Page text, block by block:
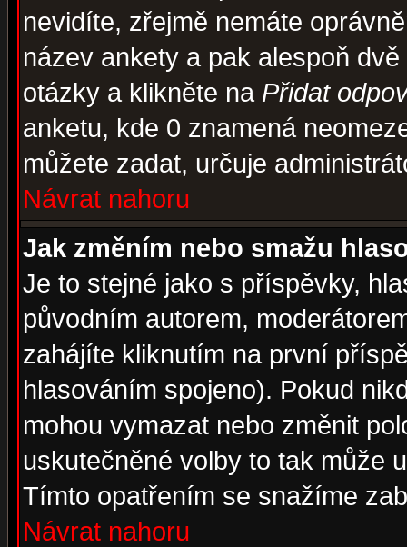
nevidíte, zřejmě nemáte
název ankety a pak alespoň
otázky a klikněte na Přidat
anketu, kde 0 znamená
můžete zadat, určuje
Návrat nahoru
Jak změním nebo smažu
Je to stejné jako s příspěvky,
původním autorem,
zahájíte kliknutím na první
hlasováním spojeno). Pokud
mohou vymazat nebo změnit
uskutečněné volby to tak může
Tímto opatřením se snažíme
Návrat nahoru